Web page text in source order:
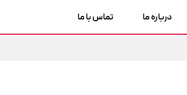
درباره ما تماس با ما